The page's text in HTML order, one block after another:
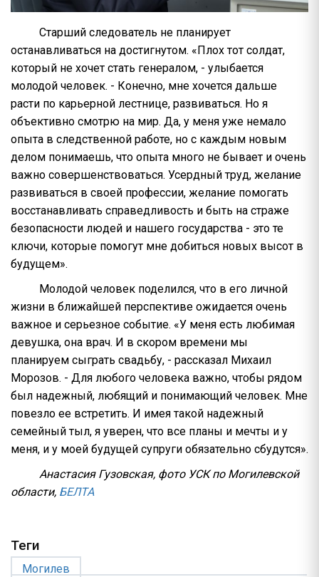
Старший следователь не планирует
останавливаться на достигнутом. «Плох тот солдат,
который не хочет стать генералом, - улыбается
молодой человек. - Конечно, мне хочется дальше
расти по карьерной лестнице, развиваться. Но я
объективно смотрю на мир. Да, у меня уже немало
опыта в следственной работе, но с каждым новым
делом понимаешь, что опыта много не бывает и очень
важно совершенствоваться. Усердный труд, желание
развиваться в своей профессии, желание помогать
восстанавливать справедливость и быть на страже
безопасности людей и нашего государства - это те
ключи, которые помогут мне добиться новых высот в
будущем».
Молодой человек поделился, что в его личной
жизни в ближайшей перспективе ожидается очень
важное и серьезное событие. «У меня есть любимая
девушка, она врач. И в скором времени мы
планируем сыграть свадьбу, - рассказал Михаил
Морозов. - Для любого человека важно, чтобы рядом
был надежный, любящий и понимающий человек. Мне
повезло ее встретить. И имея такой надежный
семейный тыл, я уверен, что все планы и мечты и у
меня, и у моей будущей супруги обязательно сбудутся».
Анастасия Гузовская, фото УСК по Могилевской
области, БЕЛТА
Теги
Могилев